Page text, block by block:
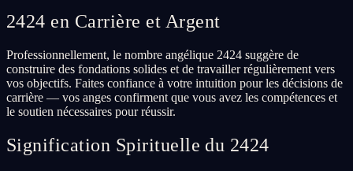
2424 en Carrière et Argent
Professionnellement, le nombre angélique 2424 suggère de
construire des fondations solides et de travailler régulièrement vers
vos objectifs. Faites confiance à votre intuition pour les décisions de
carrière — vos anges confirment que vous avez les compétences et
le soutien nécessaires pour réussir.
Signification Spirituelle du 2424